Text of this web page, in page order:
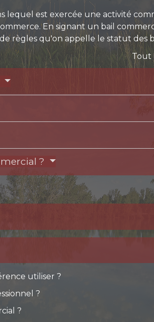
lequel est exercée une activité
En signant un bail
règles qu'on appelle le statut des
Tout
?
utiliser ?
?
?